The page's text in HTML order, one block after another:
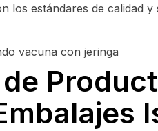
los estándares de calidad y